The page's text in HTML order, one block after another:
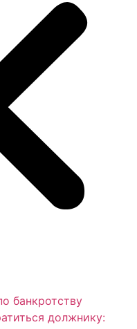
банкротству
должнику: